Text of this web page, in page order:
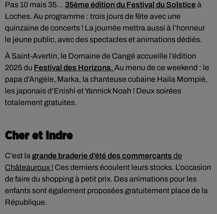
Pas 10 mais 35… 35ème édition du Festival du Solsticeà
Loches. Au programme : trois jours de fête avec une
quinzaine de concerts ! La journée mettra aussi à l’honneur
le jeune public, avec des spectacles et animations dédiés.
À Saint-Avertin, le Domaine de Cangé accueille l’édition
2025 du Festival des Horizons. Au menu de ce weekend : le
papa d’Angèle, Marka, la chanteuse cubaine Haila Mompié,
les japonais d’Enishi et Yannick Noah ! Deux soirées
totalement gratuites.
Cher et Indre
C’est la grande braderie d’été des commerçants de
Châteauroux ! Ces derniers écoulent leurs stocks. L’occasion
de faire du shopping à petit prix. Des animations pour les
enfants sont également proposées gratuitement place de la
République.